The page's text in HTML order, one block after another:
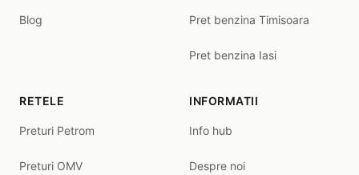
Blog Pret benzina Timisoara
Pret benzina Iasi
RETELE
Preturi Petrom
Preturi OMV
INFORMATII
Info hub
Despre noi